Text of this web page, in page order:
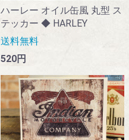
ハーレー オイル缶風 丸型 ス
テッカー ◆ HARLEY
送料無料
520円